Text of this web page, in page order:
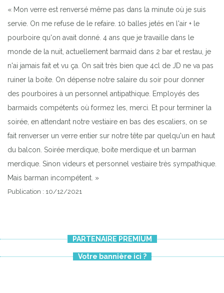
Previous Next
« Mon verre est renversé même pas dans la minute où je suis
servie. On me refuse de le refaire. 10 balles jetés en l'air + le
pourboire qu'on avait donné. 4 ans que je travaille dans le
monde de la nuit, actuellement barmaid dans 2 bar et restau, je
n'ai jamais fait et vu ça. On sait très bien que 4cl de JD ne va pas
ruiner la boite. On dépense notre salaire du soir pour donner
des pourboires à un personnel antipathique. Employés des
barmaids compétents où formez les, merci. Et pour terminer la
soirée, en attendant notre vestiaire en bas des escaliers, on se
fait renverser un verre entier sur notre tête par quelqu'un en haut
du balcon. Soirée merdique, boite merdique et un barman
merdique. Sinon videurs et personnel vestiaire très sympathique.
Mais barman incompétent. »
Publication : 10/12/2021
PARTENAIRE PREMIUM
Votre bannière ici ?